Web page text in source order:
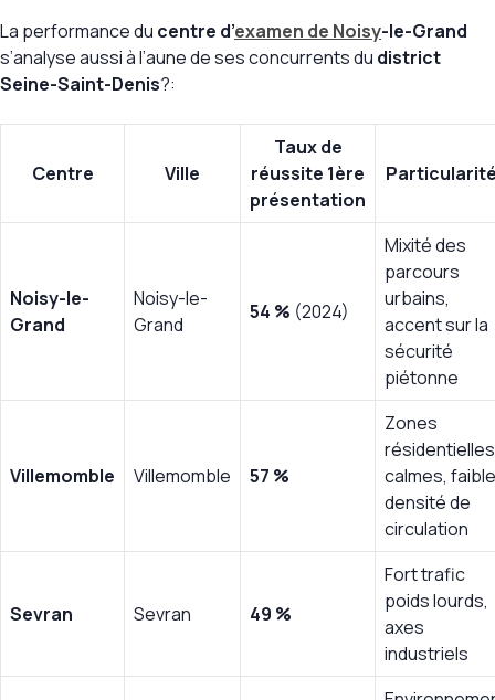
La performance du centre d’examen de Noisy-le-Grand
s’analyse aussi à l’aune de ses concurrents du district
Seine-Saint-Denis?:
Centre Ville
Taux de
réussite 1ère
présentation
Noisy-le-
Grand
Noisy-le-
Grand
54 % (2024)
Mixité des
parcours
urbains,
accent sur la
sécurité
piétonne
Villemomble Villemomble 57 %
Zones
résidentielles
calmes, faible
densité de
circulation
Sevran Sevran 49 %
Fort trafic
poids lourds,
axes
industriels